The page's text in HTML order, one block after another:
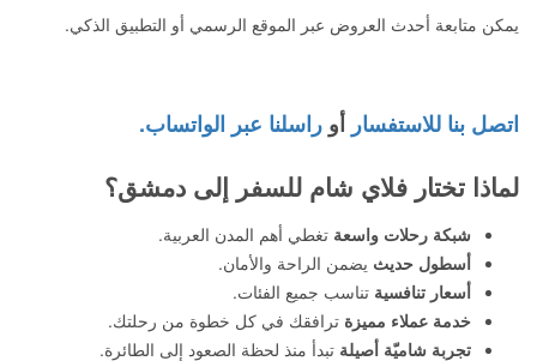
يمكن متابعة أحدث العروض عبر الموقع الرسمي أو التطبيق الذكي.
اتصل بنا للاستفسار أو راسلنا عبر الواتساب.
لماذا تختار فلاي شام للسفر إلى دمشق؟
شبكة رحلات واسعة تغطي أهم المدن العربية.
أسطول حديث يضمن الراحة والأمان.
أسعار تنافسية تناسب جميع الفئات.
خدمة عملاء مميزة ترافقك في كل خطوة من رحلتك.
تجربة شاميّة أصيلة تبدأ منذ لحظة الصعود إلى الطائرة.